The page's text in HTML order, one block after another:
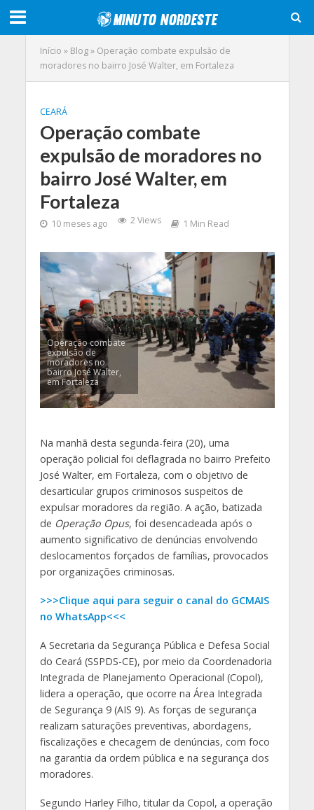
Início » Blog» Operação combate expulsão de
moradores no bairro José Walter, em Fortaleza
CEARÁ
Operação combate
expulsão de moradores no
bairro José Walter, em
Fortaleza
10 meses ago 2 Views 1 Min Read
Operação combate
expulsão de
moradores no
bairro José Walter,
em Fortaleza
Na manhã desta segunda-feira (20), uma
operação policial foi deflagrada no bairro Prefeito
José Walter, em Fortaleza, com o objetivo de
desarticular grupos criminosos suspeitos de
expulsar moradores da região. A ação, batizada
de Operação Opus, foi desencadeada após o
aumento significativo de denúncias envolvendo
deslocamentos forçados de famílias, provocados
por organizações criminosas.
>>>Clique aqui para seguir o canal do GCMAIS
no WhatsApp<<<
A Secretaria da Segurança Pública e Defesa Social
do Ceará (SSPDS-CE), por meio da Coordenadoria
Integrada de Planejamento Operacional (Copol),
lidera a operação, que ocorre na Área Integrada
de Segurança 9 (AIS 9). As forças de segurança
realizam saturações preventivas, abordagens,
fiscalizações e checagem de denúncias, com foco
na garantia da ordem pública e na segurança dos
moradores.
Segundo Harley Filho, titular da Copol, a operação